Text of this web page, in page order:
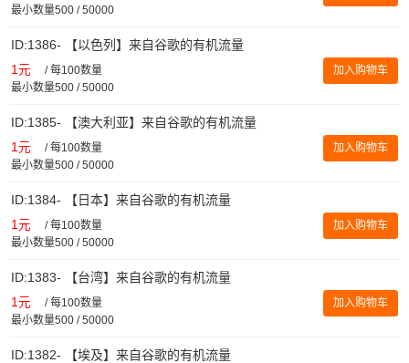
最小数量500 / 50000
ID:1386- 【以色列】来自谷歌的有机流量
1元 /每100数量
最小数量500 / 50000
加入购物车
ID:1385- 【澳大利亚】来自谷歌的有机流量
1元 /每100数量
最小数量500 / 50000
加入购物车
ID:1384- 【日本】来自谷歌的有机流量
1元 /每100数量
最小数量500 / 50000
加入购物车
ID:1383- 【台湾】来自谷歌的有机流量
1元 /每100数量
最小数量500 / 50000
加入购物车
ID:1382- 【埃及】来自谷歌的有机流量